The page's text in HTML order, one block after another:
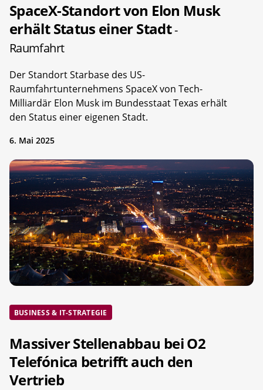
SpaceX-Standort von Elon Musk
erhält Status einer Stadt-
Raumfahrt
Der Standort Starbase des US-
Raumfahrtunternehmens SpaceX von Tech-
Milliardär Elon Musk im Bundesstaat Texas erhält
den Status einer eigenen Stadt.
6. Mai 2025
BUSINESS & IT-STRATEGIE
Massiver Stellenabbau bei O2
Telefónica betrifft auch den
Vertrieb